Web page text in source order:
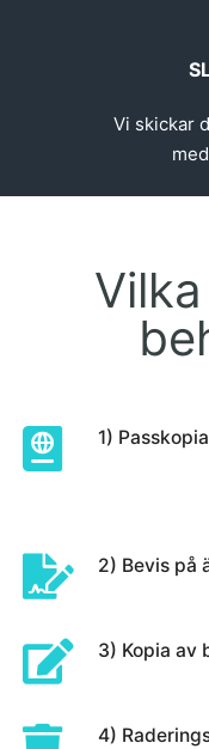
Vi skickar
1) Passkopia
2) Bevis på
3) Kopia av
4)